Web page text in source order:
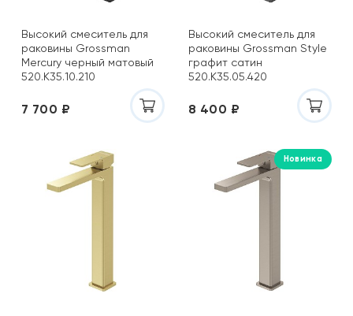
Высокий смеситель для
раковины Grossman
Mercury черный матовый
520.K35.10.210
7 700 ₽
Высокий смеситель для
раковины Grossman Style
графит сатин
520.K35.05.420
8 400 ₽
Новинка